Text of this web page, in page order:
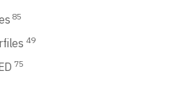
85
49
75